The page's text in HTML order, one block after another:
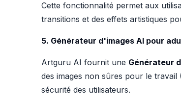
Cette fonctionnalité permet aux
transitions et des effets artistiques
5. Générateur d'images AI pour
Artguru AI fournit une Générateur
des images non sûres pour le
sécurité des utilisateurs.